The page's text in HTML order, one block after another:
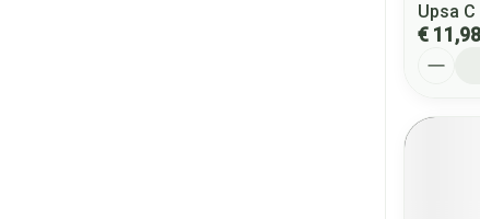
Upsa
€ 11,98